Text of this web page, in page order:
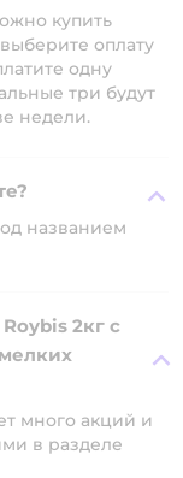
купить
оплату
одну
три будут
недели.
названием
2кг с
много акций и
в разделе